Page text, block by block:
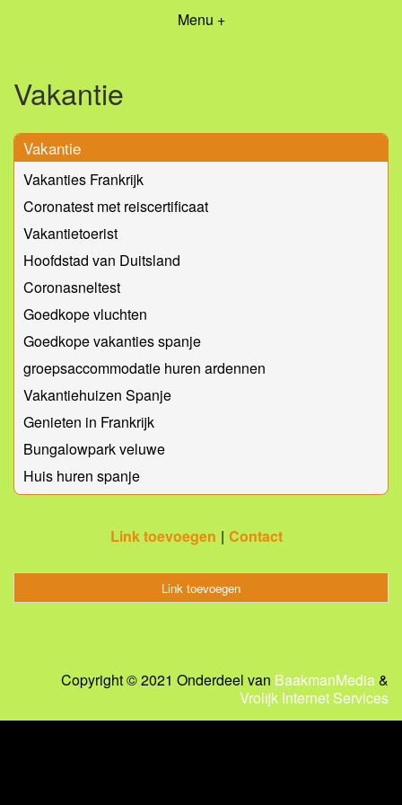
Menu +
Vakantie
Vakantie
Vakanties Frankrijk
Coronatest met reiscertificaat
Vakantietoerist
Hoofdstad van Duitsland
Coronasneltest
Goedkope vluchten
Goedkope vakanties spanje
groepsaccommodatie huren ardennen
Vakantiehuizen Spanje
Genieten in Frankrijk
Bungalowpark veluwe
Huis huren spanje
Link toevoegen Contact
Link toevoegen
Copyright © 2021 Onderdeel van BaakmanMedia&
Vrolijk Internet Services